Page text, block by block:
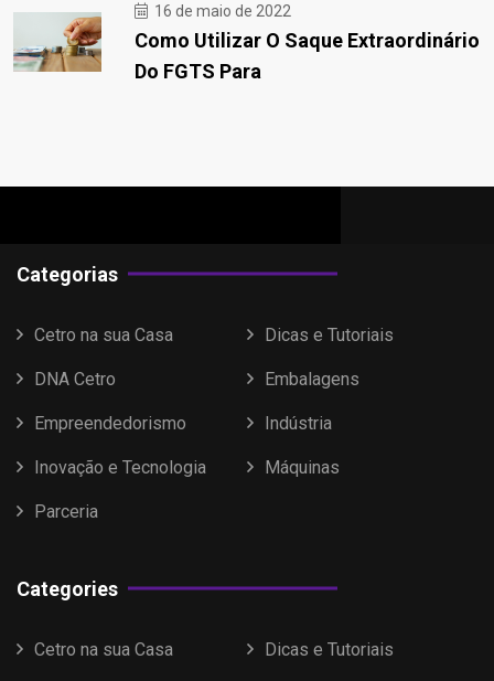
16 de maio de 2022
Como Utilizar O Saque Extraordinário
Do FGTS Para
Categorias
Cetro na sua Casa Dicas e Tutoriais
DNA Cetro Embalagens
Empreendedorismo Indústria
Inovação e Tecnologia Máquinas
Parceria
Categories
Cetro na sua Casa Dicas e Tutoriais